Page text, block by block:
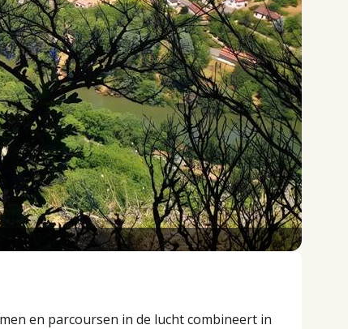
en parcoursen in de lucht combineert in